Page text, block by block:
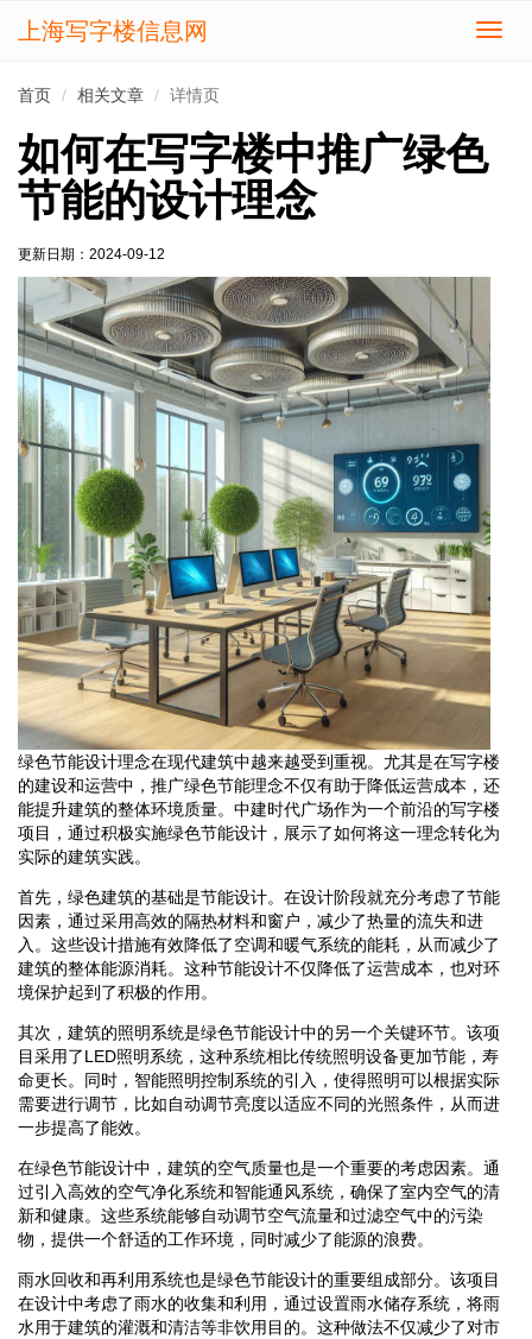
切
上海写字楼信息网
首页 相关文章 详情页
如何在写字楼中推广绿色
节能的设计理念
更新日期： 2024-09-12
绿色节能设计理念在现代建筑中越来越受到重视。尤其是在写字楼
的建设和运营中，推广绿色节能理念不仅有助于降低运营成本，还
能提升建筑的整体环境质量。中建时代广场作为一个前沿的写字楼
项目，通过积极实施绿色节能设计，展示了如何将这一理念转化为
实际的建筑实践。
首先，绿色建筑的基础是节能设计。在设计阶段就充分考虑了节能
因素，通过采用高效的隔热材料和窗户，减少了热量的流失和进
入。这些设计措施有效降低了空调和暖气系统的能耗，从而减少了
建筑的整体能源消耗。这种节能设计不仅降低了运营成本，也对环
境保护起到了积极的作用。
其次，建筑的照明系统是绿色节能设计中的另一个关键环节。该项
目采用了LED照明系统，这种系统相比传统照明设备更加节能，寿
命更长。同时，智能照明控制系统的引入，使得照明可以根据实际
需要进行调节，比如自动调节亮度以适应不同的光照条件，从而进
一步提高了能效。
在绿色节能设计中，建筑的空气质量也是一个重要的考虑因素。通
过引入高效的空气净化系统和智能通风系统，确保了室内空气的清
新和健康。这些系统能够自动调节空气流量和过滤空气中的污染
物，提供一个舒适的工作环境，同时减少了能源的浪费。
雨水回收和再利用系统也是绿色节能设计的重要组成部分。该项目
在设计中考虑了雨水的收集和利用，通过设置雨水储存系统，将雨
水用于建筑的灌溉和清洁等非饮用目的。这种做法不仅减少了对市